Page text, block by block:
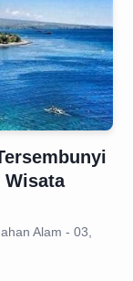
Wisata
Alam - 03,